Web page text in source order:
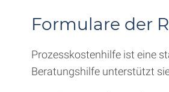
Formulare der
Prozesskostenhilfe ist eine
Beratungshilfe unterstützt